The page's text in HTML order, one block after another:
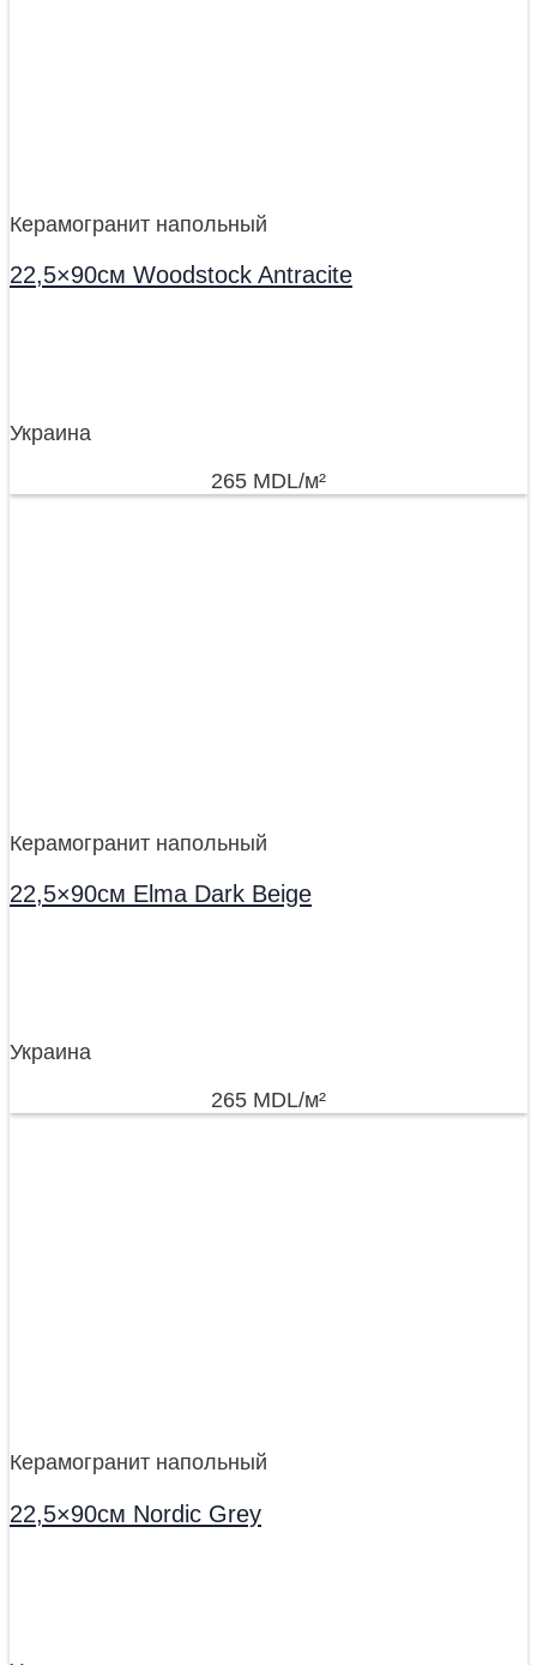
Керамогранит напольный
22,5×90см Woodstock Antracite
Украина
265 MDL/м²
Керамогранит напольный
22,5×90см Elma Dark Beige
Украина
265 MDL/м²
Керамогранит напольный
22,5×90см Nordic Grey